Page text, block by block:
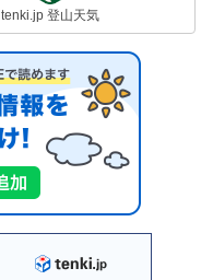
tenki.jp 登山天気